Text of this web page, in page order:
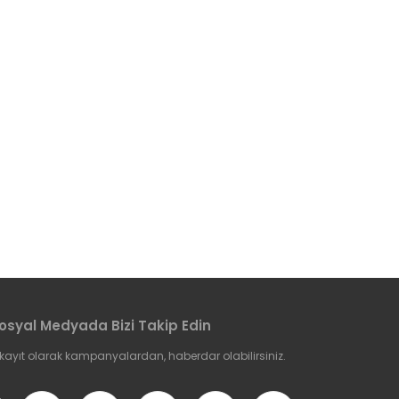
Medyada Bizi Takip Edin
olarak kampanyalardan, haberdar olabilirsiniz.